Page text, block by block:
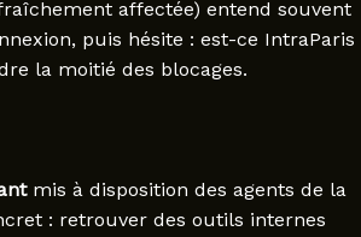
affectée) entend souvent
puis hésite : est-ce IntraParis
la moitié des blocages.
mis à disposition des agents de la
: retrouver des outils internes